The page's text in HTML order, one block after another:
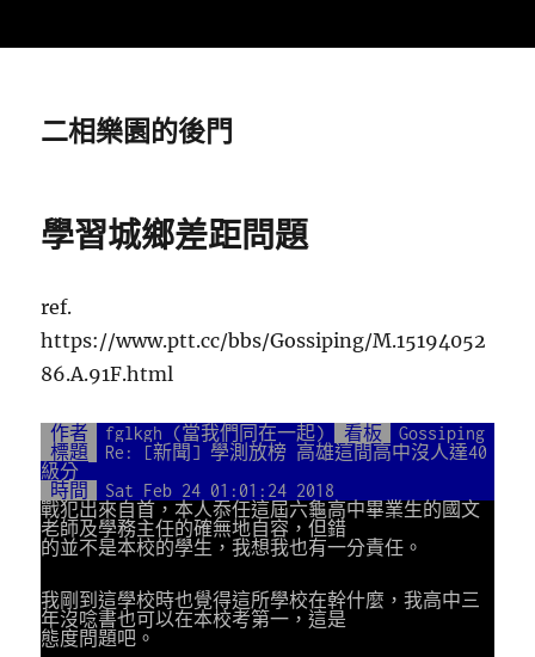
二相樂園的後門
學習城鄉差距問題
ref.
https://www.ptt.cc/bbs/Gossiping/M.15194052
86.A.91F.html
作者 fglkgh (當我們同在一起) 看板
Gossiping
標題
Re: [新聞] 學測放榜 高雄這間高中沒人達40
級分
時間
Sat Feb 24 01:01:24 2018
戰犯出來自首，本人忝任這屆六龜高中畢業生的國文
老師及學務主任的確無地自容，但錯
的並不是本校的學生，我想我也有一分責任。
我剛到這學校時也覺得這所學校在幹什麼，我高中三
年沒唸書也可以在本校考第一，這是
態度問題吧。